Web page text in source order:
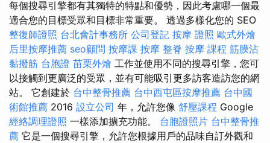
每個搜尋引擎都有其獨特的特點和優勢，因此考慮哪一個最
適合您的目標受眾和目標非常重要。 透過多樣化您的 SEO
整復師證照 台北會計事務所 公司登記 按摩 證照 歐式外燴
后里按摩推薦 seo顧問 按摩課 按摩 整脊 按摩 課程 筋膜沾
黏撥筋 台胞證 苗栗外燴 工作並使用不同的搜尋引擎，您可
以接觸到更廣泛的受眾，並有可能吸引更多訪客造訪您的網
站。 它創建於 台中整骨推薦 台中西屯區按摩推薦 台中國
術館推薦 2016 設立公司 年，允許您像 舒壓課程 Google
經絡調理證照 一樣添加擴充功能。 台胞證照片 台中整骨推
薦 它是一個搜尋引擎，允許您根據用戶的品味自訂外觀和